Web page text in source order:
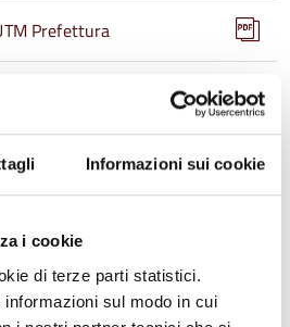
Informazioni sui cookie
i cookie
di terze parti statistici.
sul modo in cui
Prefettura
612 2022
25 2023